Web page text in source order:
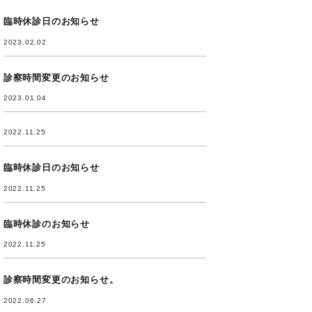
臨時休診日のお知らせ
2023.02.02
診察時間変更のお知らせ
2023.01.04
2022.11.25
臨時休診日のお知らせ
2022.11.25
臨時休診のお知らせ
2022.11.25
診察時間変更のお知らせ。
2022.06.27